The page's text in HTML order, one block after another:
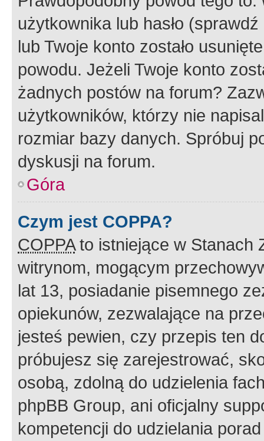
użytkownika lub hasło
lub Twoje konto zostało
powodu. Jeżeli Twoje konto
żadnych postów na forum?
użytkowników, którzy nie
rozmiar bazy danych. Spróbuj
dyskusji na forum.
Góra
Czym jest COPPA?
COPPAto istniejące w Stanach
witrynom, mogącym
lat 13, posiadanie pisemnego
opiekunów, zezwalające na
jesteś pewien, czy przepis ten
próbujesz się zarejestrować,
osobą, zdolną do udzielenia
phpBB Group, ani oficjalny
kompetencji do udzielania